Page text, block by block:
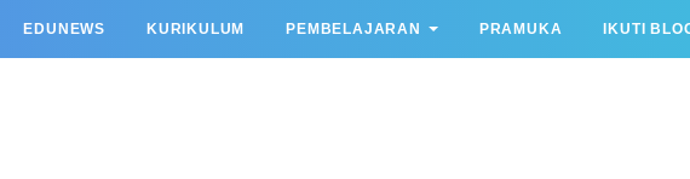
EDUNEWS KURIKULUM PEMBELAJARAN PRAMUKA IKUTI